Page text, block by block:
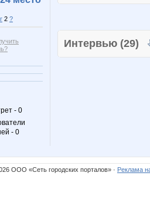
2 ?
- 0
- 0
Интервью (29)
ООО «Сеть городских порталов» · Реклама